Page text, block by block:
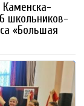
школьников-
«Большая